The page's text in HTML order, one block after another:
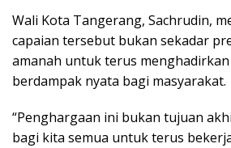
Wali Kota Tangerang, Sachrudin,
capaian tersebut bukan sekadar
amanah untuk terus
berdampak nyata bagi masyarakat.
“Penghargaan ini bukan tujuan
bagi kita semua untuk terus